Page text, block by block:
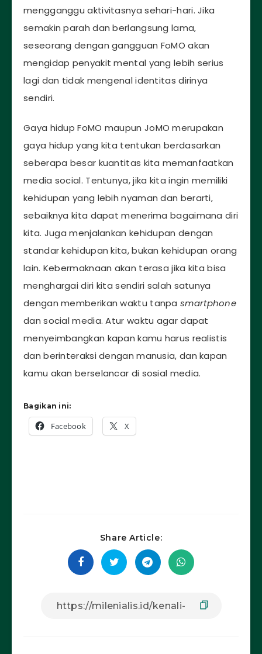
mengganggu aktivitasnya sehari-hari. Jika
semakin parah dan berlangsung lama,
seseorang dengan gangguan FoMO akan
mengidap penyakit mental yang lebih serius
lagi dan tidak mengenal identitas dirinya
sendiri.
Gaya hidup FoMO maupun JoMO merupakan
gaya hidup yang kita tentukan berdasarkan
seberapa besar kuantitas kita memanfaatkan
media social. Tentunya, jika kita ingin memiliki
kehidupan yang lebih nyaman dan berarti,
sebaiknya kita dapat menerima bagaimana diri
kita. Juga menjalankan kehidupan dengan
standar kehidupan kita, bukan kehidupan orang
lain. Kebermaknaan akan terasa jika kita bisa
menghargai diri kita sendiri salah satunya
dengan memberikan waktu tanpasmartphone
dan social media. Atur waktu agar dapat
menyeimbangkan kapan kamu harus realistis
dan berinteraksi dengan manusia, dan kapan
kamu akan berselancar di sosial media.
Bagikan ini:
Facebook X
Share Article: